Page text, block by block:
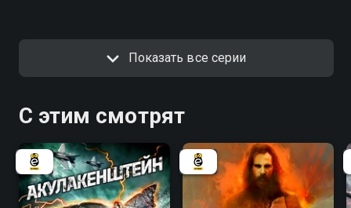
Показать все серии
С этим смотрят